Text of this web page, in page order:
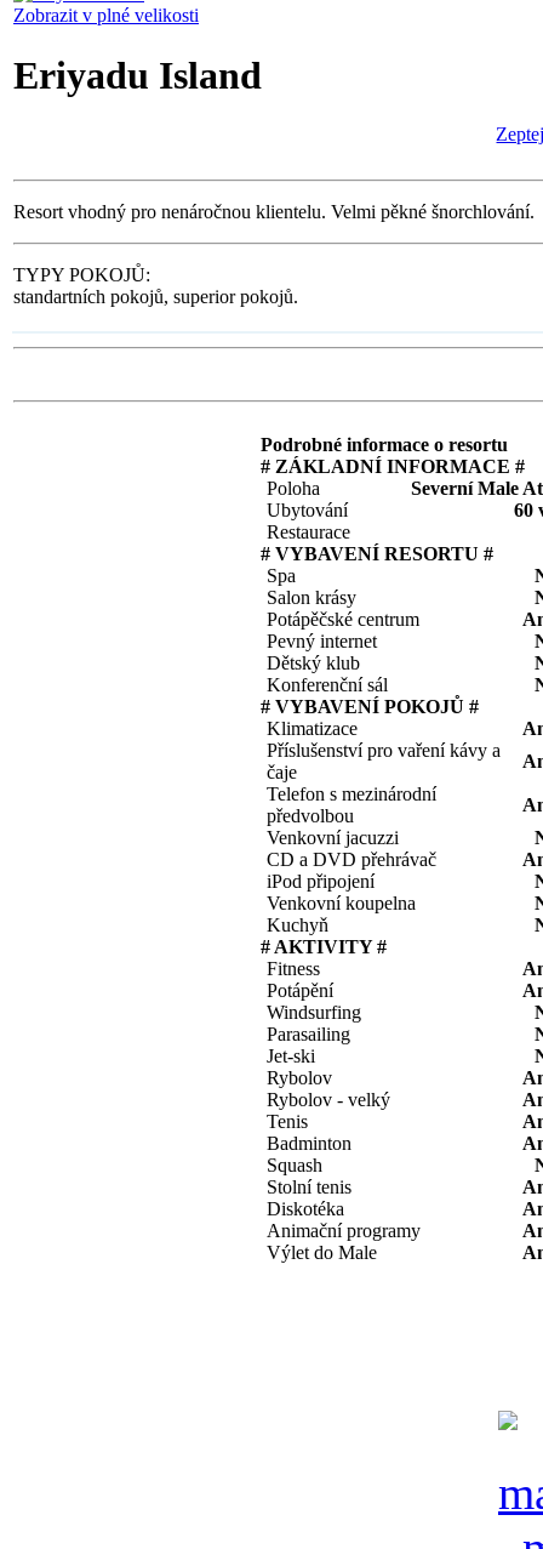
Zobrazit v plné velikosti
Eriyadu Island
Resort vhodný pro nenáročnou klientelu. Velmi pěkné šnorchlování.
TYPY POKOJŮ:
standartních pokojů, superior pokojů.
Podrobné informace o resortu
# ZÁKLADNÍ INFORMACE #
Poloha
Severní Male
Ubytování
60
Restaurace
# VYBAVENÍ RESORTU #
Spa
Salon krásy
Potápěčské centrum
Pevný internet
Dětský klub
Konferenční sál
# VYBAVENÍ POKOJŮ #
Klimatizace
Příslušenství pro vaření kávy a
čaje
Telefon s mezinárodní
předvolbou
Venkovní jacuzzi
CD a DVD přehrávač
iPod připojení
Venkovní koupelna
Kuchyň
# AKTIVITY #
Fitness
Potápění
Windsurfing
Parasailing
Jet-ski
Rybolov
Rybolov - velký
Tenis
Badminton
Squash
Stolní tenis
Diskotéka
Animační programy
Výlet do Male